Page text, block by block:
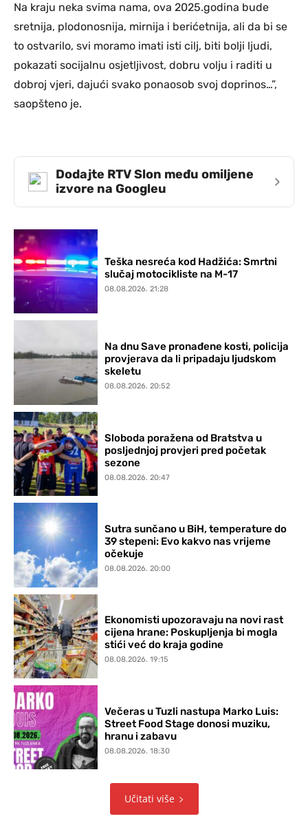
Na kraju neka svima nama, ova 2025.godina bude
sretnija, plodonosnija, mirnija i berićetnija, ali da bi se
to ostvarilo, svi moramo imati isti cilj, biti bolji ljudi,
pokazati socijalnu osjetljivost, dobru volju i raditi u
dobroj vjeri, dajući svako ponaosob svoj doprinos…”,
saopšteno je.
Dodajte RTV Slon među omiljene
izvore na Googleu
›
Teška nesreća kod Hadžića: Smrtni
slučaj motocikliste na M-17
08.08.2026. 21:28
Na dnu Save pronađene kosti, policija
provjerava da li pripadaju ljudskom
skeletu
08.08.2026. 20:52
Sloboda poražena od Bratstva u
posljednjoj provjeri pred početak
sezone
08.08.2026. 20:47
Sutra sunčano u BiH, temperature do
39 stepeni: Evo kakvo nas vrijeme
očekuje
08.08.2026. 20:00
Ekonomisti upozoravaju na novi rast
cijena hrane: Poskupljenja bi mogla
stići već do kraja godine
08.08.2026. 19:15
Večeras u Tuzli nastupa Marko Luis:
Street Food Stage donosi muziku,
hranu i zabavu
08.08.2026. 18:30
Učitati više